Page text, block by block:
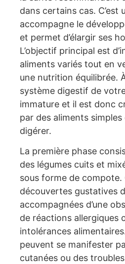
dans certains cas. C’est
accompagne le
et permet d’élargir ses
L’objectif principal est
aliments variés tout en
une nutrition équilibrée.
système digestif de
immature et il est donc
par des aliments simples
digérer.
La première phase
des légumes cuits et
sous forme de compote.
découvertes gustatives
accompagnées d’une
de réactions allergiques
intolérances
peuvent se manifester
cutanées ou des